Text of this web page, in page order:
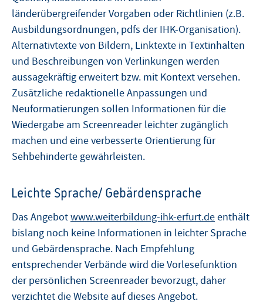
länderübergreifender Vorgaben oder Richtlinien (z.B.
Ausbildungsordnungen, pdfs der IHK-Organisation).
Alternativtexte von Bildern, Linktexte in Textinhalten
und Beschreibungen von Verlinkungen werden
aussagekräftig erweitert bzw. mit Kontext versehen.
Zusätzliche redaktionelle Anpassungen und
Neuformatierungen sollen Informationen für die
Wiedergabe am Screenreader leichter zugänglich
machen und eine verbesserte Orientierung für
Sehbehinderte gewährleisten.
Leichte Sprache/ Gebärdensprache
Das Angebotwww.weiterbildung-ihk-erfurt.deenthält
bislang noch keine Informationen in leichter Sprache
und Gebärdensprache. Nach Empfehlung
entsprechender Verbände wird die Vorlesefunktion
der persönlichen Screenreader bevorzugt, daher
verzichtet die Website auf dieses Angebot.